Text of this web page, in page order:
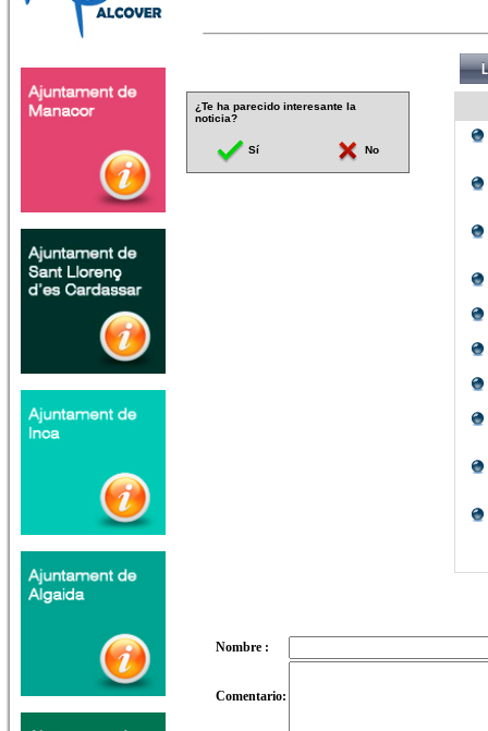
¿Te ha parecido interesante la
noticia?
Sí No
Nombre :
Comentario: